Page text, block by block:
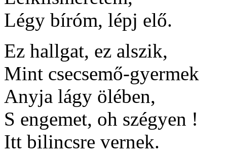
Légy bíróm, lépj elő.
Ez hallgat, ez alszik,
Mint csecsemő-gyermek
Anyja lágy ölében,
S engemet, oh szégyen !
Itt bilincsre vernek.